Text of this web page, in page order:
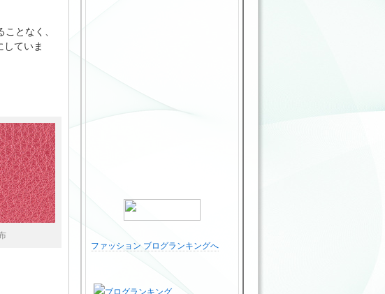
となく、
ていま
ファッション ブログランキングへ